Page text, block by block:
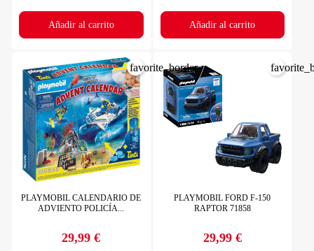
Añadir al carrito Añadir al carrito
PLAYMOBIL CALENDARIO DE
ADVIENTO POLICÍA...
Precio
29,99 €
favorite_border
PLAYMOBIL FORD F-150
RAPTOR 71858
Precio
29,99 €